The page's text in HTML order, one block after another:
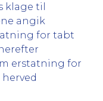
klage til
angik
for tabt
erstatning for